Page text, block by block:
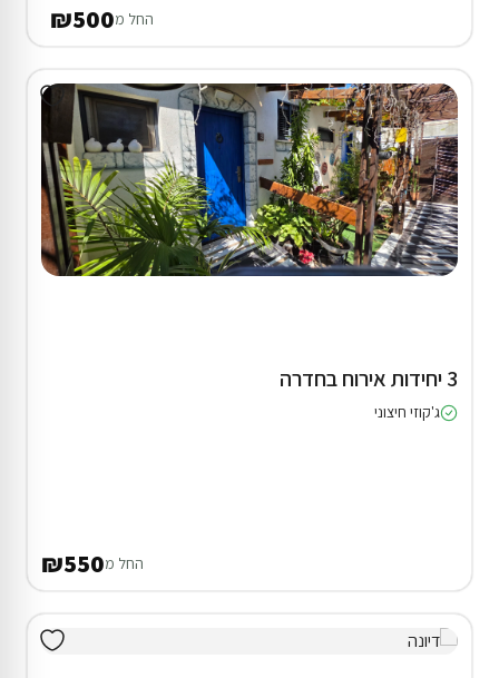
החל מ₪500
3 יחידות אירוח בחדרה
ג'קוזי חיצוני
החל מ₪550